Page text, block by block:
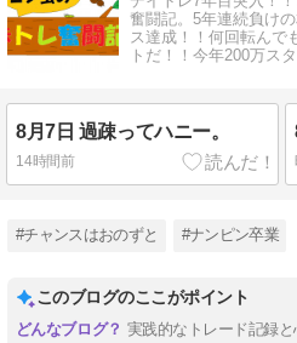
奮闘記。5年連続負け
ス達成！！何回転んで
トだ！！今年200万ス
8月7日 過疎ってハニー。
14時間前
#チャンスはおのずと #ナンピン卒業
このブログのここがポイント
実践的なトレード記録